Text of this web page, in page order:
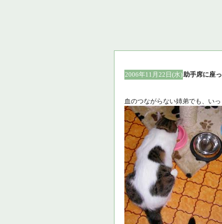
2006年11月22日(水)助手席に座
血のつながらない姉弟でも、い